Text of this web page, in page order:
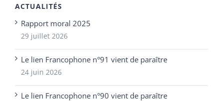
ACTUALITÉS
Rapport moral 2025
29 juillet 2026
Le lien Francophone n°91 vient de paraître
24 juin 2026
Le lien Francophone n°90 vient de paraître